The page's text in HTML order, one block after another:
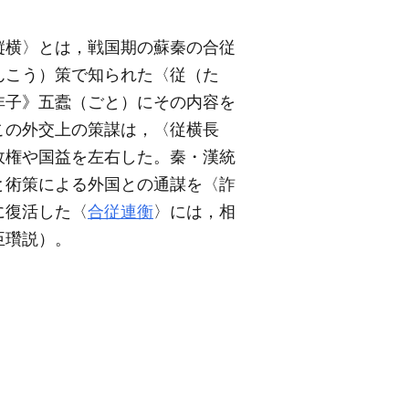
〉とは，戦国期の蘇秦の合従
う）策で知られた〈従（た
》五蠹（ごと）にその内容を
の外交上の策謀は，〈従横長
権や国益を左右した。秦・漢統
策による外国との通謀を〈詐
活した〈合従連衡〉には，相
説）。